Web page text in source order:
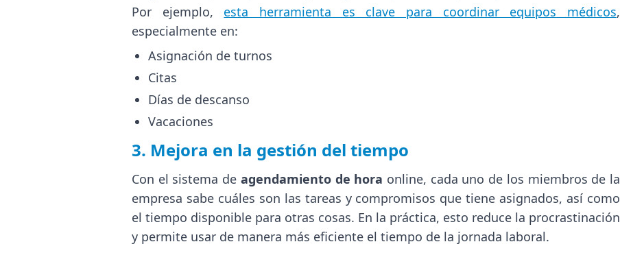
Por ejemplo, esta herramienta es clave para coordinar equipos médicos,
especialmente en:
Asignación de turnos
Citas
Días de descanso
Vacaciones
3. Mejora en la gestión del tiempo
Con el sistema de agendamiento de hora online, cada uno de los miembros de la
empresa sabe cuáles son las tareas y compromisos que tiene asignados, así como
el tiempo disponible para otras cosas. En la práctica, esto reduce la procrastinación
y permite usar de manera más eficiente el tiempo de la jornada laboral.